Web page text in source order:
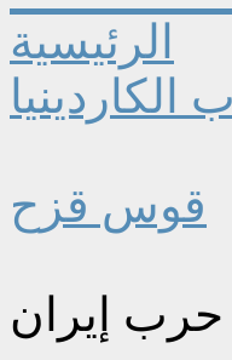
الرئيسية
الكاردينيا
قوس قزح
حرب إيران